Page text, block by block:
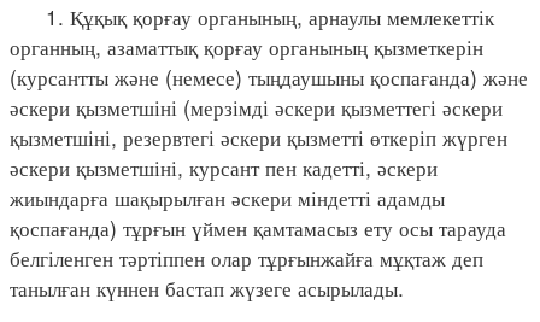
1. Құқық қорғау органының, арнаулы мемлекеттік
органның, азаматтық қорғау органының қызметкерін
(курсантты және (немесе) тыңдаушыны қоспағанда) және
әскери қызметшіні (мерзімді әскери қызметтегі әскери
қызметшіні, резервтегі әскери қызметті өткеріп жүрген
әскери қызметшіні, курсант пен кадетті, әскери
жиындарға шақырылған әскери міндетті адамды
қоспағанда) тұрғын үймен қамтамасыз ету осы тарауда
белгіленген тәртіппен олар тұрғынжайға мұқтаж деп
танылған күннен бастап жүзеге асырылады.